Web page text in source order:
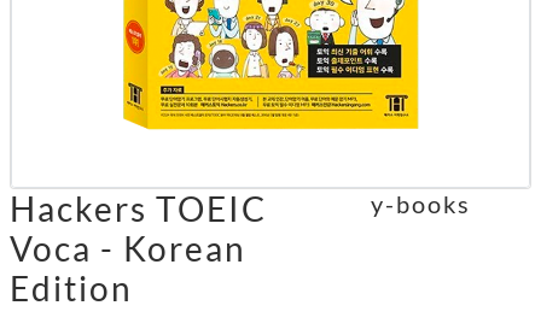
Hackers TOEIC
Voca - Korean
Edition
y-books